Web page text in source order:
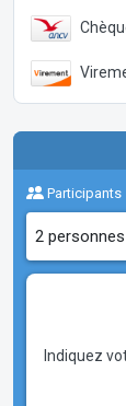
Participants
Indiquez